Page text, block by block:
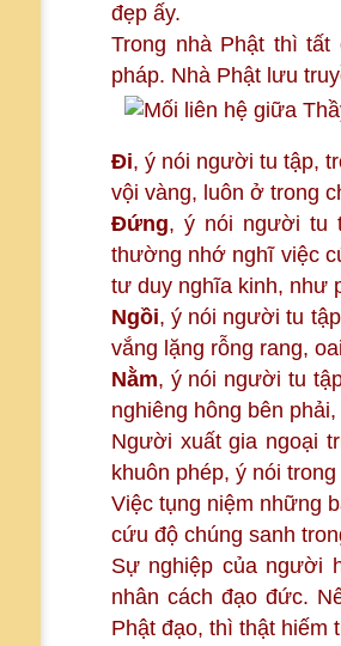
đẹp ấy.
Trong nhà Phật thì
pháp. Nhà Phật lưu
Đi, ý nói người tu tập,
vội vàng, luôn ở trong
Đứng, ý nói người tu
thường nhớ nghĩ việc
tư duy nghĩa kinh, như
Ngồi, ý nói người tu
vắng lặng rỗng rang,
Nằm, ý nói người tu
nghiêng hông bên
Người xuất gia ngoại
khuôn phép, ý nói
Việc tụng niệm những
cứu độ chúng sanh
Sự nghiệp của người
nhân cách đạo đức.
Phật đạo, thì thật hiếm